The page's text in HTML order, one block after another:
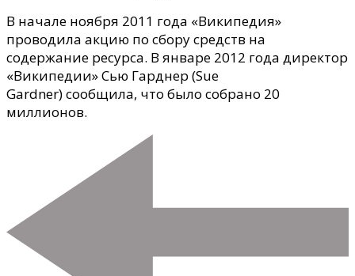
В начале ноября 2011 года «Википедия»
проводила акцию по сбору средств на
содержание ресурса. В январе 2012 года директор
«Википедии» Сью Гарднер (Sue
Gardner) сообщила, что было собрано 20
миллионов.